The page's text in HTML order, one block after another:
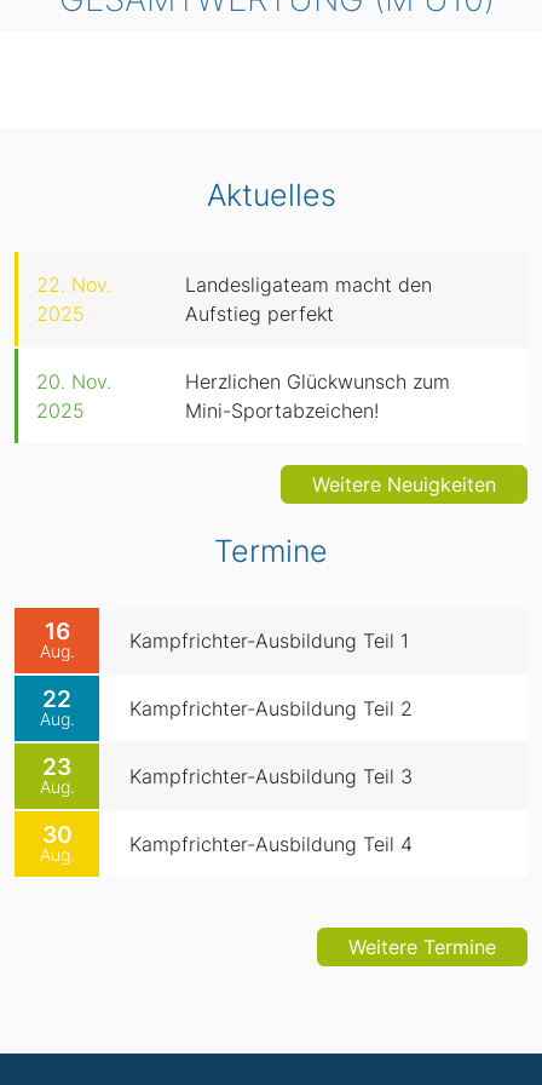
Aktuelles
22. Nov.
2025
Landesligateam macht den
Aufstieg perfekt
20. Nov.
2025
Herzlichen Glückwunsch zum
Mini-Sportabzeichen!
Weitere Neuigkeiten
Termine
16
Aug. Kampfrichter-Ausbildung Teil 1
22
Aug. Kampfrichter-Ausbildung Teil 2
23
Aug. Kampfrichter-Ausbildung Teil 3
30
Aug. Kampfrichter-Ausbildung Teil 4
Weitere Termine